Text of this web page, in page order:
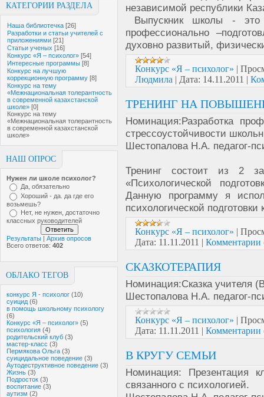
КАТЕГОРИИ РАЗДЕЛА
Наша библиотечка [26]
Разработки и статьи учителей с
приложениями [21]
Статьи ученых [16]
Конкурс «Я – психолог» [54]
Интересные программы [8]
Конкурс на лучшую
коррекционную программу [8]
Конкурс на тему
«Межнациональная толерантность
в современной казахстанской
школе» [0]
Конкурс на тему
«Межнациональная толерантность
в современной казахстанской
школе»
НАШ ОПРОС
Нужен ли школе психолог?
Да, обязательно
Хороший - да. да где его
возьмешь?
Нет, не нужен, достаточно
классных руководителей
Результаты | Архив опросов
Всего ответов: 402
ОБЛАКО ТЕГОВ
конкурс Я - психолог (10)
суицид (6)
в помощь школьному психологу
(6)
Конкурс «Я – психолог» (5)
психология (4)
родительский клуб (3)
мастер-класс (3)
Пермякова Ольга (3)
суицидальное поведение (3)
Аутодеструктивное поведение (3)
Жизнь (3)
Подросток (3)
воспитание (3)
аутизм (2)
независимой республики
Выпускник школы - это
профессионально
духовно развитый,
Конкурс «Я – психолог» |
Людмила | Дата: 14.11.2011 |
ТРЕНИНГ НА
Номинация:Разработка
стрессоустойчивости
Шестопалова Н.А. педагог-
Тренинг состоит из 2
«Психологической
Данную программу я
психологической подготовки
Конкурс «Я – психолог» |
Дата: 11.11.2011 | Комментарии
СКАЗКОТЕРАПИЯ
Номинация:Сказка учителя
Шестопалова Н.А. педагог-
Конкурс «Я – психолог» |
Дата: 11.11.2011 | Комментарии
В КРУГУ СЕМЬИ
Номинация: Презентация
связанного с психологией.